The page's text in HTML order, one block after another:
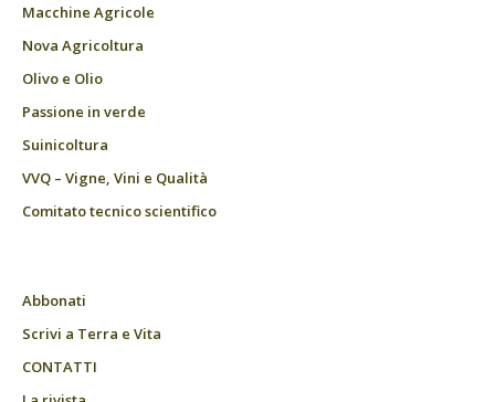
Macchine Agricole
Nova Agricoltura
Olivo e Olio
Passione in verde
Suinicoltura
VVQ – Vigne, Vini e Qualità
Comitato tecnico scientifico
Abbonati
Scrivi a Terra e Vita
CONTATTI